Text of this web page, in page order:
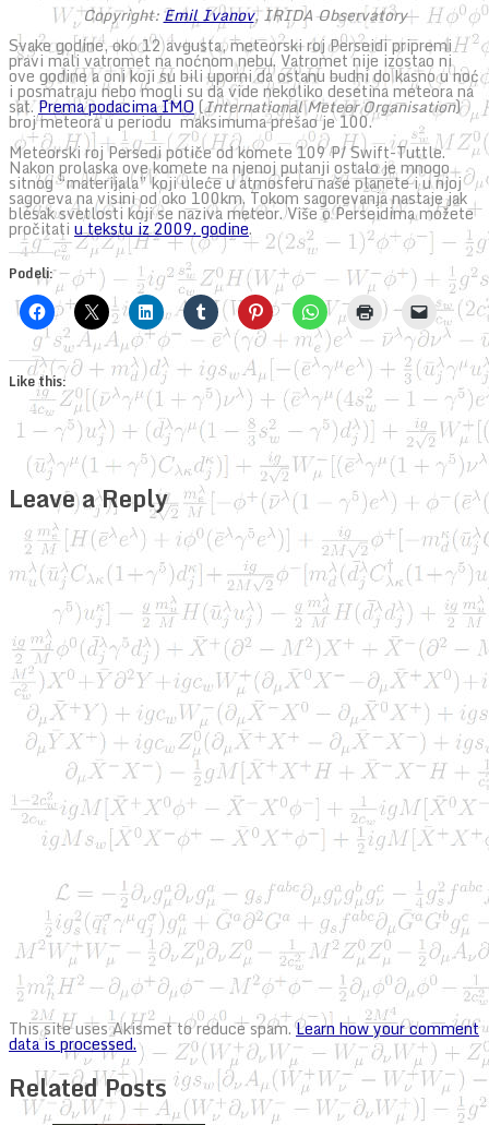
Copyright:Emil Ivanov, IRIDA Observatory
Svake godine, oko 12 avgusta, meteorski roj Perseidi pripremi
pravi mali vatromet na noćnom nebu. Vatromet nije izostao ni
ove godine a oni koji su bili uporni da ostanu budni do kasno u noć
i posmatraju nebo mogli su da vide nekoliko desetina meteora na
sat.Prema podacima IMO(International Meteor Organisation)
broj meteora u periodu maksimuma prešao je 100.
Meteorski roj Persedi potiče od komete 109 P/ Swift-Tuttle.
Nakon prolaska ove komete na njenoj putanji ostalo je mnogo
sitnog “materijala” koji uleće u atmosferu naše planete i u njoj
sagoreva na visini od oko 100km. Tokom sagorevanja nastaje jak
blesak svetlosti koji se naziva meteor. Više o Perseidima možete
pročitati u tekstu iz 2009. godine.
Podeli:
Like this:
Leave a Reply
This site uses Akismet to reduce spam.Learn how your comment
data is processed.
Related Posts